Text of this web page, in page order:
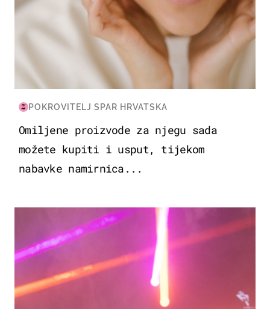
POKROVITELJ SPAR HRVATSKA
Omiljene proizvode za njegu sada
možete kupiti i usput, tijekom
nabavke namirnica...
KULTURA & ZABAVA